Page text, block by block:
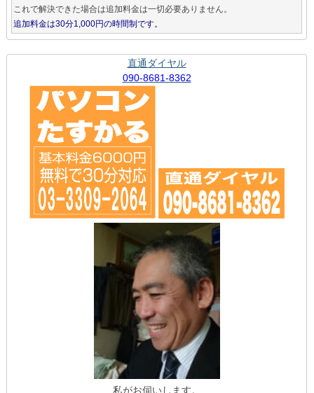
これで解決できた場合は追加料金は一切必要ありません。
追加料金は30分1,000円の時間制です。
直通ダイヤル
090-8681-8362
私がお伺いします。